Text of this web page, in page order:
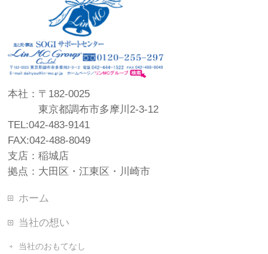
本社：〒182-0025
東京都調布市多摩川2-3-12
TEL:042-483-9141
FAX:042-488-8049
支店：稲城店
拠点：大田区・江東区・川崎市
ホーム
当社の想い
当社のおもてなし